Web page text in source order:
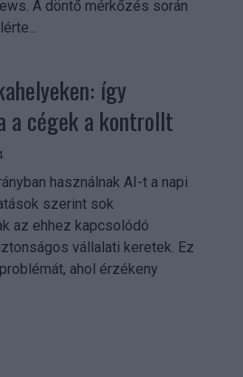
A döntő mérkőzés során
így
a cégek a kontrollt
használnak AI-t a napi
szerint sok
az ehhez kapcsolódó
vállalati keretek. Ez
ahol érzékeny